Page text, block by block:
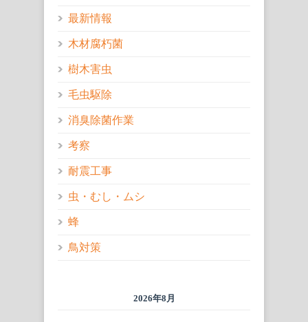
最新情報
木材腐朽菌
樹木害虫
毛虫駆除
消臭除菌作業
考察
耐震工事
虫・むし・ムシ
蜂
鳥対策
2026年8月